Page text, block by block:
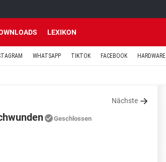
LEXIKON
WHATSAPP TIKTOK FACEBOOK HARDWARE
Nächste
Geschlossen